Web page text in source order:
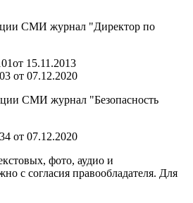
СМИ журнал "Директор по
15.11.2013
от 07.12.2020
СМИ журнал "Безопасность
от 07.12.2020
фото, аудио и
с согласия правообладателя. Для